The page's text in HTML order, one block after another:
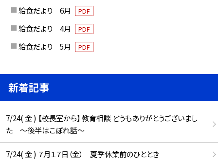
給食だより 6月
PDF
給食だより 4月 PDF
給食だより 5月 PDF
新着記事
7/24( 金 ) 【校長室から】 教育相談 どうもありがとうございまし
た ～後半はこぼれ話～
7/24( 金 ) ７月１７日（金） 夏季休業前のひととき